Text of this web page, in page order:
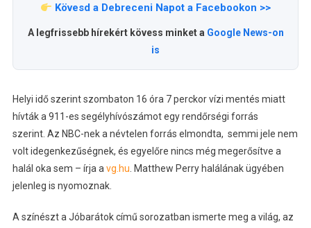
Kövesd a Debreceni Napot a Facebookon >>
A legfrissebb hírekért kövess minket a Google News-on
is
Helyi idő szerint szombaton 16 óra 7 perckor vízi mentés miatt
hívták a 911-es segélyhívószámot egy rendőrségi forrás
szerint. Az NBC-nek a névtelen forrás elmondta, semmi jele nem
volt idegenkezűségnek, és egyelőre nincs még megerősítve a
halál oka sem – írja avg.hu. Matthew Perry halálának ügyében
jelenleg is nyomoznak.
A színészt a Jóbarátok című sorozatban ismerte meg a világ, az